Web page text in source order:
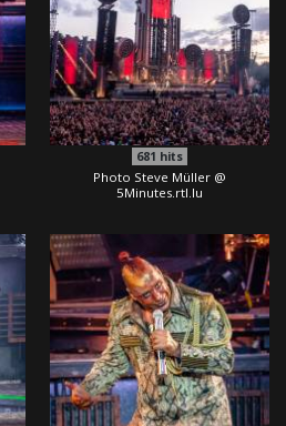
681 hits
Photo Steve Müller @
5Minutes.rtl.lu